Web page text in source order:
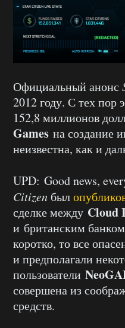
Официальный анонс
2012 году. С тех пор
152,8 миллионов
Games на создание
неизвестна, как и
UPD: Good news,
Citizen был
сделке между Cloud
и британским банком
коротко, то все
и предполагали
пользователи
совершена из
средств.